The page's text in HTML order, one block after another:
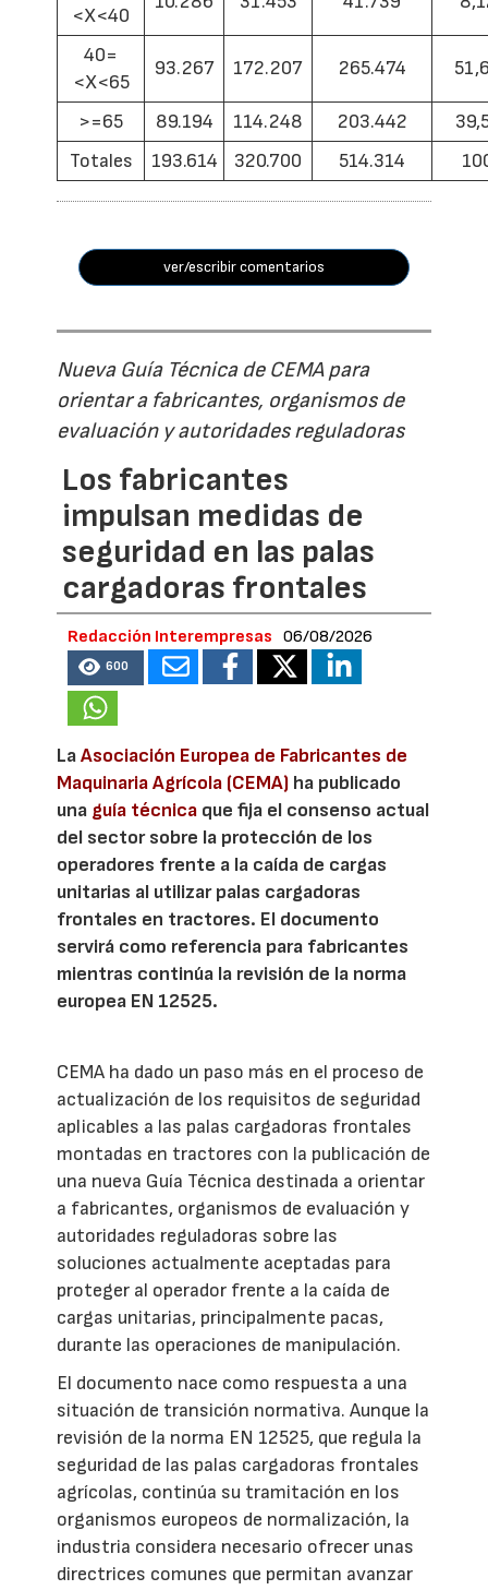
<X<40
40=
<X<65
93.267 172.207 265.474
>=65 89.194 114.248 203.442
Totales
193.614 320.700 514.314
ver/escribir comentarios
Nueva Guía Técnica de CEMA para
orientar a fabricantes, organismos de
evaluación y autoridades reguladoras
Los fabricantes
impulsan medidas de
seguridad en las palas
cargadoras frontales
Redacción Interempresas 06/08/2026
600
LaAsociación Europea de Fabricantes de
Maquinaria Agrícola (CEMA) ha publicado
una guía técnica que fija el consenso actual
del sector sobre la protección de los
operadores frente a la caída de cargas
unitarias al utilizar palas cargadoras
frontales en tractores. El documento
servirá como referencia para fabricantes
mientras continúa la revisión de la norma
europea EN 12525.
CEMA ha dado un paso más en el proceso de
actualización de los requisitos de seguridad
aplicables a las palas cargadoras frontales
montadas en tractores con la publicación de
una nueva Guía Técnica destinada a orientar
a fabricantes, organismos de evaluación y
autoridades reguladoras sobre las
soluciones actualmente aceptadas para
proteger al operador frente a la caída de
cargas unitarias, principalmente pacas,
durante las operaciones de manipulación.
El documento nace como respuesta a una
situación de transición normativa. Aunque la
revisión de la norma EN 12525, que regula la
seguridad de las palas cargadoras frontales
agrícolas, continúa su tramitación en los
organismos europeos de normalización, la
industria considera necesario ofrecer unas
directrices comunes que permitan avanzar